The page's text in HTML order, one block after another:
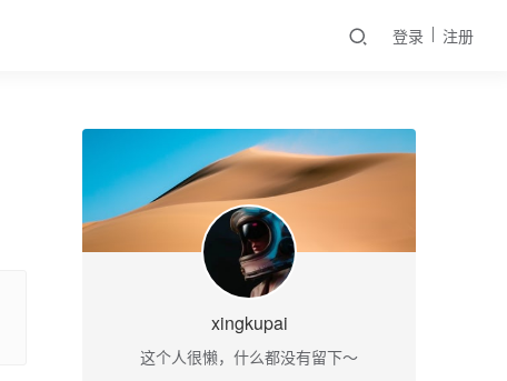
登录 注册
xingkupai
这个人很懒，什么都没有留下～